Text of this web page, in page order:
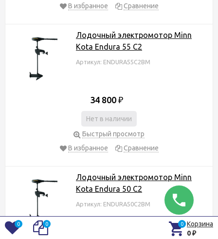
В избранное
Сравнение
Лодочный электромотор Minn
Kota Endura 55 C2
Артикул: ENDURA55C2BM
34 800 ₽
Нет в наличии
Быстрый просмотр
В избранное
Сравнение
Лодочный электромотор Minn
Kota Endura 50 C2
Артикул: ENDURA50C2BM
0 0 0 Корзина
0 ₽